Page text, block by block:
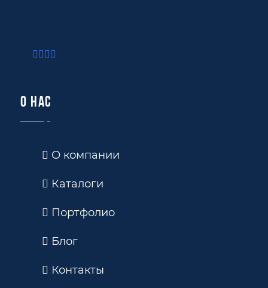
О нас
О компании
Каталоги
Портфолио
Блог
Контакты